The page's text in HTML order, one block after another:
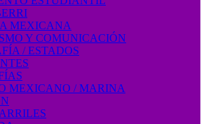
MEXICANA
Y COMUNICACIÓN
/ ESTADOS
MEXICANO / MARINA